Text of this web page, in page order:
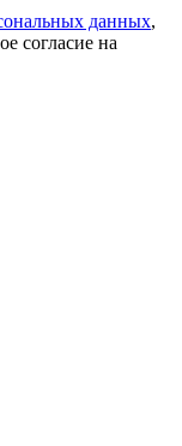
данных,
согласие на